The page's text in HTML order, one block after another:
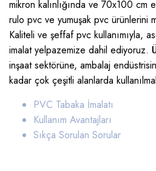
mikron kalınlığında ve 70x100 cm
rulo pvc ve yumuşak pvc ürünlerini
Kaliteli ve şeffaf pvc kullanımıyla,
imalat yelpazemize dahil ediyoruz.
inşaat sektörüne, ambalaj
kadar çok çeşitli alanlarda
PVC Tabaka İmalatı
Kullanım Avantajları
Sıkça Sorulan Sorular